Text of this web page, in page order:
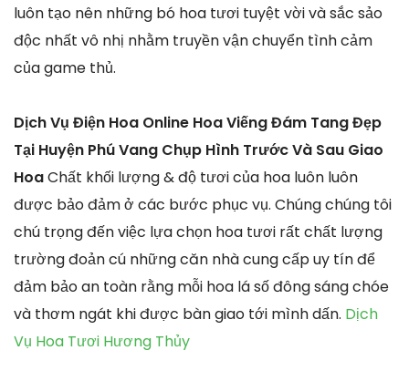
luôn tạo nên những bó hoa tươi tuyệt vời và sắc sảo
độc nhất vô nhị nhằm truyền vận chuyển tình cảm
của game thủ.
Dịch Vụ Điện Hoa Online Hoa Viếng Đám Tang Đẹp
Tại Huyện Phú Vang Chụp Hình Trước Và Sau Giao
HoaChất khối lượng & độ tươi của hoa luôn luôn
được bảo đảm ở các bước phục vụ. Chúng chúng tôi
chú trọng đến việc lựa chọn hoa tươi rất chất lượng
trường đoản cú những căn nhà cung cấp uy tín để
đảm bảo an toàn rằng mỗi hoa lá số đông sáng chóe
và thơm ngát khi được bàn giao tới mình dấn. Dịch
Vụ Hoa Tươi Hương Thủy